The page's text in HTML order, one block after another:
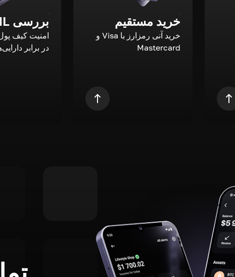
خرید مستقیم
خرید آنی رمزارز با Visa و
Mastercard
بررسی AML
امنیت کیف
در برابر